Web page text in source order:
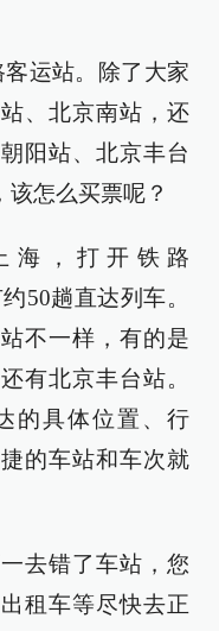
运站。除了大家
、北京南站，还
阳站、北京丰台
怎么买票呢？
海，打开铁路
50趟直达列车。
不一样，有的是
有北京丰台站。
的具体位置、行
的车站和车次就
去错了车站，您
租车等尽快去正